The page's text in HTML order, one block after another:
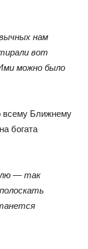
нам
вот
можно было
всему Ближнему
богата
— так